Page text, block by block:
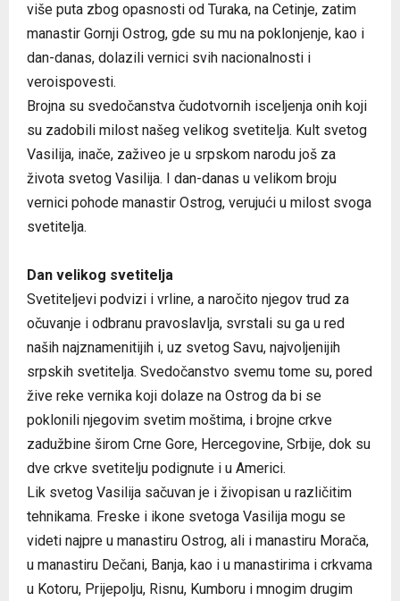
više puta zbog opasnosti od Turaka, na Cetinje, zatim
manastir Gornji Ostrog, gde su mu na poklonjenje, kao i
dan-danas, dolazili vernici svih nacionalnosti i
veroispovesti.
Brojna su svedočanstva čudotvornih isceljenja onih koji
su zadobili milost našeg velikog svetitelja. Kult svetog
Vasilija, inače, zaživeo je u srpskom narodu još za
života svetog Vasilija. I dan-danas u velikom broju
vernici pohode manastir Ostrog, verujući u milost svoga
svetitelja.
Dan velikog svetitelja
Svetiteljevi podvizi i vrline, a naročito njegov trud za
očuvanje i odbranu pravoslavlja, svrstali su ga u red
naših najznamenitijih i, uz svetog Savu, najvoljenijih
srpskih svetitelja. Svedočanstvo svemu tome su, pored
žive reke vernika koji dolaze na Ostrog da bi se
poklonili njegovim svetim moštima, i brojne crkve
zadužbine širom Crne Gore, Hercegovine, Srbije, dok su
dve crkve svetitelju podignute i u Americi.
Lik svetog Vasilija sačuvan je i živopisan u različitim
tehnikama. Freske i ikone svetoga Vasilija mogu se
videti najpre u manastiru Ostrog, ali i manastiru Morača,
u manastiru Dečani, Banja, kao i u manastirima i crkvama
u Kotoru, Prijepolju, Risnu, Kumboru i mnogim drugim